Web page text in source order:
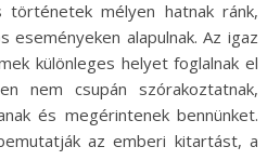
eseményeken alapulnak. Az igaz
különleges helyet foglalnak el
nem csupán szórakoztatnak,
és megérintenek bennünket.
az emberi kitartást, a